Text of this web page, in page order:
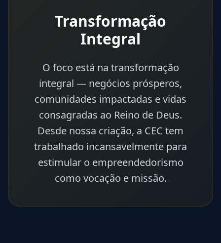
Transformação
Integral
O foco está na transformação
integral — negócios prósperos,
comunidades impactadas e vidas
consagradas ao Reino de Deus.
Desde nossa criação, a CEC tem
trabalhado incansavelmente para
estimular o empreendedorismo
como vocação e missão.